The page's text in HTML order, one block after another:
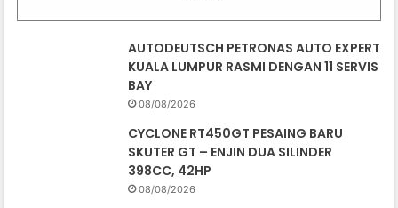
AUTODEUTSCH PETRONAS AUTO EXPERT
KUALA LUMPUR RASMI DENGAN 11 SERVIS
BAY
08/08/2026
CYCLONE RT450GT PESAING BARU
SKUTER GT – ENJIN DUA SILINDER
398CC, 42HP
08/08/2026